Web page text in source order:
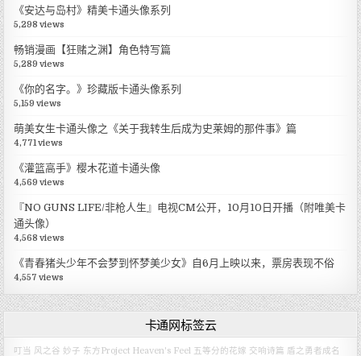
《安达与岛村》精美卡通头像系列
5,298 views
畅销漫画【狂赌之渊】角色特写篇
5,289 views
《你的名字。》珍藏版卡通头像系列
5,159 views
萌美女生卡通头像之《关于我转生后成为史莱姆的那件事》篇
4,771 views
《灌篮高手》樱木花道卡通头像
4,569 views
『NO GUNS LIFE/非枪人生』电视CM公开，10月10日开播（附唯美卡
通头像）
4,568 views
《青春猪头少年不会梦到怀梦美少女》自6月上映以来，票房表现不俗
4,557 views
卡通网标签云
叮当 风之谷 妙子 东方Project Heaven's Feel 五等分的花嫁 交响诗篇 盾之勇者成名